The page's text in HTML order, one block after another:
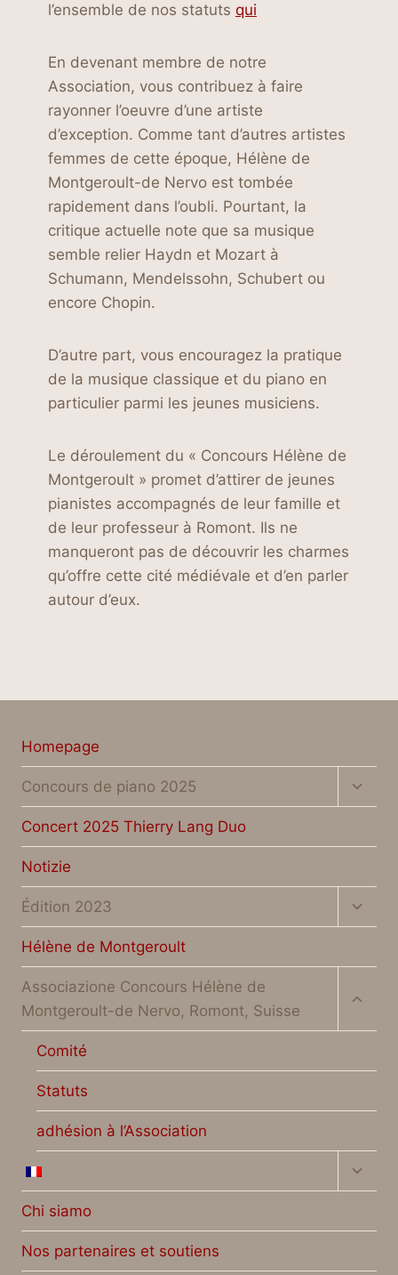
l’ensemble de nos statuts qui
En devenant membre de notre
Association, vous contribuez à faire
rayonner l’oeuvre d’une artiste
d’exception. Comme tant d’autres artistes
femmes de cette époque, Hélène de
Montgeroult-de Nervo est tombée
rapidement dans l’oubli. Pourtant, la
critique actuelle note que sa musique
semble relier Haydn et Mozart à
Schumann, Mendelssohn, Schubert ou
encore Chopin.
D’autre part, vous encouragez la pratique
de la musique classique et du piano en
particulier parmi les jeunes musiciens.
Le déroulement du « Concours Hélène de
Montgeroult » promet d’attirer de jeunes
pianistes accompagnés de leur famille et
de leur professeur à Romont. Ils ne
manqueront pas de découvrir les charmes
qu’offre cette cité médiévale et d’en parler
autour d’eux.
Homepage
Concours de piano 2025
menu
Concert 2025 Thierry Lang Duo
Notizie
Édition 2023
menu
Hélène de Montgeroult
Associazione Concours Hélène de
Montgeroult-de Nervo, Romont, Suisse
menu
Comité
Statuts
adhésion à l’Association
menu
Chi siamo
Nos partenaires et soutiens